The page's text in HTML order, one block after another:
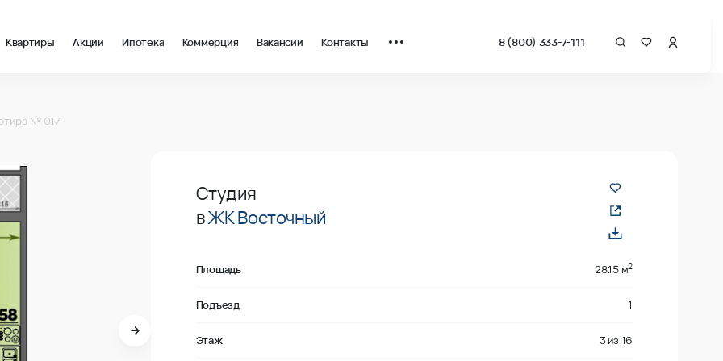
Квартиры Акции Ипотека Коммерция Вакансии Контакты 8 (800) 333-7-111
№ 017
Студия
вЖК Восточный
Площадь 28.15 м2
Подъезд 1
Этаж 3из 16